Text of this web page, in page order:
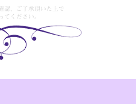
認、ご了承頂いた上で
てください。